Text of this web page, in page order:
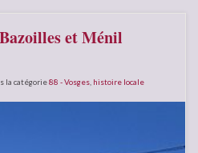
et Ménil
la catégorie88 - Vosges histoire locale